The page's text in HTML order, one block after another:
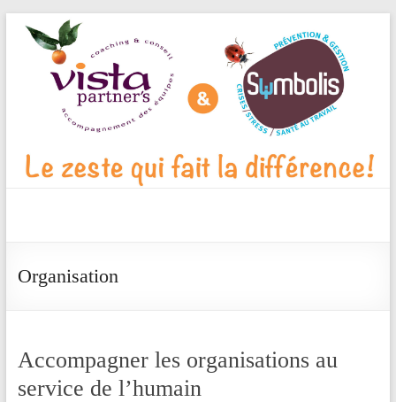
Blog
qui
fait
Organisation
Accompagner les organisations au
service de l’humain